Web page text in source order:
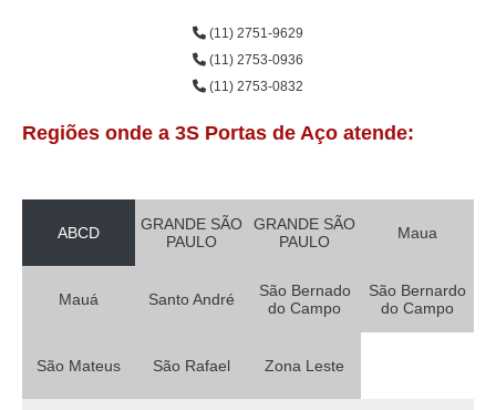
(11) 2751-9629
(11) 2753-0936
(11) 2753-0832
Regiões onde a 3S Portas de Aço atende:
ABCD
GRANDE SÃO
PAULO
GRANDE SÃO
PAULO
Maua
Mauá Santo André
São Bernado
do Campo
São Bernardo
do Campo
São Mateus São Rafael Zona Leste